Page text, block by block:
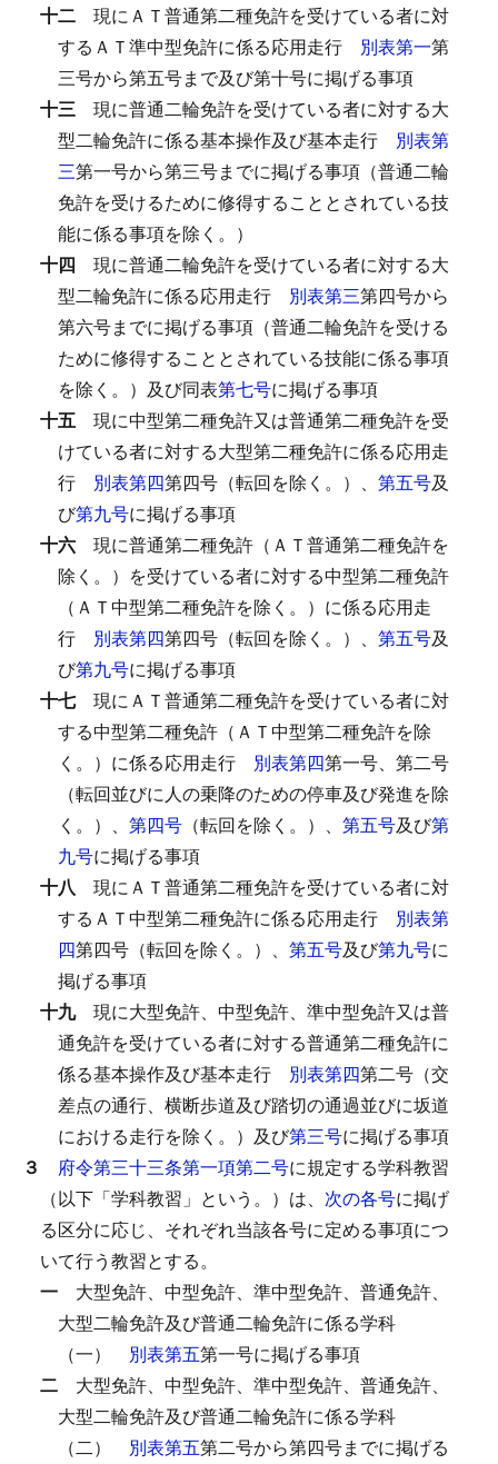
十二 現にＡＴ普通第二種免許を受けている者に対
するＡＴ準中型免許に係る応用走行
別表第一第
三号から第五号まで及び第十号に掲げる事項
十三 現に普通二輪免許を受けている者に対する大
型二輪免許に係る基本操作及び基本走行
別表第
三第一号から第三号までに掲げる事項（普通二輪
免許を受けるために修得することとされている技
能に係る事項を除く。）
十四 現に普通二輪免許を受けている者に対する大
型二輪免許に係る応用走行
別表第三第四号から
第六号までに掲げる事項（普通二輪免許を受ける
ために修得することとされている技能に係る事項
を除く。）及び同表第七号に掲げる事項
十五 現に中型第二種免許又は普通第二種免許を受
けている者に対する大型第二種免許に係る応用走
行
別表第四第四号（転回を除く。）、 第五号及
び第九号に掲げる事項
十六 現に普通第二種免許（ＡＴ普通第二種免許を
除く。）を受けている者に対する中型第二種免許
（ＡＴ中型第二種免許を除く。）に係る応用走
行
別表第四第四号（転回を除く。）、 第五号及
び第九号に掲げる事項
十七 現にＡＴ普通第二種免許を受けている者に対
する中型第二種免許（ＡＴ中型第二種免許を除
く。）に係る応用走行
別表第四第一号、第二号
（転回並びに人の乗降のための停車及び発進を除
く。）、 第四号 （転回を除く。）、 第五号及び第
九号に掲げる事項
十八 現にＡＴ普通第二種免許を受けている者に対
するＡＴ中型第二種免許に係る応用走行
別表第
四第四号（転回を除く。）、 第五号及び第九号に
掲げる事項
十九 現に大型免許、中型免許、準中型免許又は普
通免許を受けている者に対する普通第二種免許に
係る基本操作及び基本走行
別表第四第二号（交
差点の通行、横断歩道及び踏切の通過並びに坂道
における走行を除く。）及び第三号に掲げる事項
３ 府令第三十三条第一項第二号に規定する学科教習
（以下「学科教習」という。）は、 次の各号に掲げ
る区分に応じ、それぞれ当該各号に定める事項につ
いて行う教習とする。
一 大型免許、中型免許、準中型免許、普通免許、
大型二輪免許及び普通二輪免許に係る学科
（一）
別表第五第一号に掲げる事項
二 大型免許、中型免許、準中型免許、普通免許、
大型二輪免許及び普通二輪免許に係る学科
（二）
別表第五第二号から第四号までに掲げる